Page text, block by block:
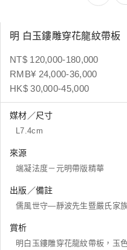
明 白玉鏤雕穿花龍紋帶板
NT$ 120,000-180,000
RMB¥ 24,000-36,000
HK$ 30,000-45,000
媒材／尺寸
L7.4cm
來源
端凝法度－元明帶版精華
出版／備註
儒風世守—靜波先生暨嚴氏家
賞析
明白玉鏤雕穿花龍紋帶板，玉